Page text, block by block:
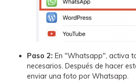
Paso 2: En "Whatsapp", activa
necesarios. Después de hacer
enviar una foto por Whatsapp.